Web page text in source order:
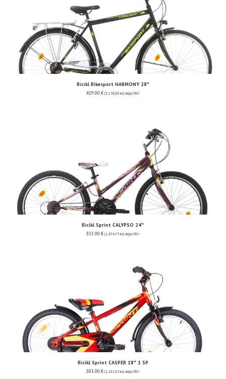
Bicikl Bikesport HARMONY 28″
419.00 € (3,156.96 kn) uključ. PDV
Bicikl Sprint CALYPSO 24″
355.00 € (2,674.75 kn) uključ. PDV
Bicikl Sprint CASPER 18″ 1 SP
303.00 € (2,282.95 kn) uključ. PDV